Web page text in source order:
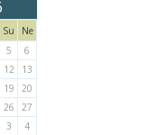
Su
Ne
5
6
12
13
19
20
26
27
3 4